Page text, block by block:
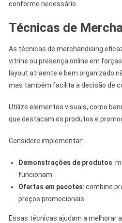
conforme necessário.
Técnicas de
As técnicas de merchandising
vitrine ou presença online em
layout atraente e bem organizado
mas também facilita a decisão de
Utilize elementos visuais, como
que destacam os produtos e
Considere implementar:
Demonstrações de produtos:
funcionam.
Ofertas em pacotes: combine
preços promocionais.
Essas técnicas ajudam a melhorar